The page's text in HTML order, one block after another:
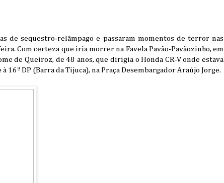
de sequestro-relâmpago e passaram momentos de terror nas
Com certeza que iria morrer na Favela Pavão-Pavãozinho, em
de Queiroz, de 48 anos, que dirigia o Honda CR-V onde estava
16ª DP (Barra da Tijuca), na Praça Desembargador Araújo Jorge.